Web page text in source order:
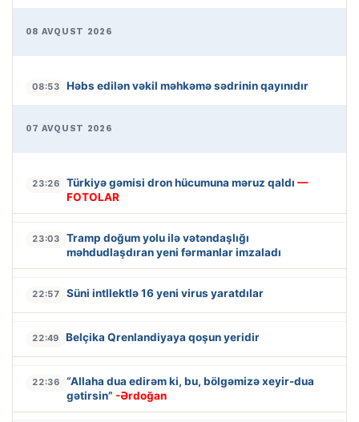
08 AVQUST 2026
08:53 Həbs edilən vəkil məhkəmə sədrinin qayınıdır
07 AVQUST 2026
23:26 Türkiyə gəmisi dron hücumuna məruz qaldı —
FOTOLAR
23:03
Tramp doğum yolu ilə vətəndaşlığı
məhdudlaşdıran yeni fərmanlar imzaladı
22:57 Süni intllektlə 16 yeni virus yaratdılar
22:49 Belçika Qrenlandiyaya qoşun yeridir
22:36
“Allaha dua edirəm ki, bu, bölgəmizə xeyir-dua
gətirsin” -Ərdoğan